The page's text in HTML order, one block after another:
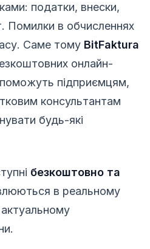
податки, внески,
Помилки в обчисленнях
Саме тому BitFaktura
онлайн-
підприємцям,
консультантам
будь-які
безкоштовно та
в реальному
актуальному